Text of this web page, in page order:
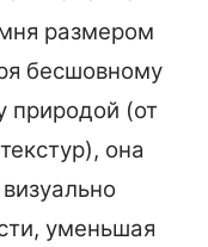
размером
бесшовному
природой (от
она
уменьшая